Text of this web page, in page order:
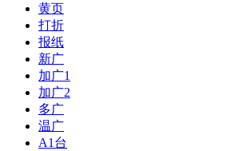
黄页
打折
报纸
新广
加广1
加广2
多广
温广
A1台